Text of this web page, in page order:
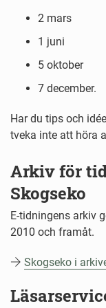
2 mars
1 juni
5 oktober
7 december.
Har du tips och
tveka inte att höra
Arkiv för
Skogseko
E-tidningens arkiv
2010 och framåt.
Skogseko i